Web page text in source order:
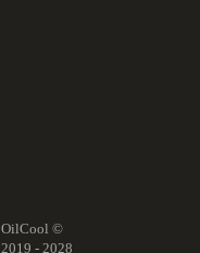
OilCool ©
2019 - 2028